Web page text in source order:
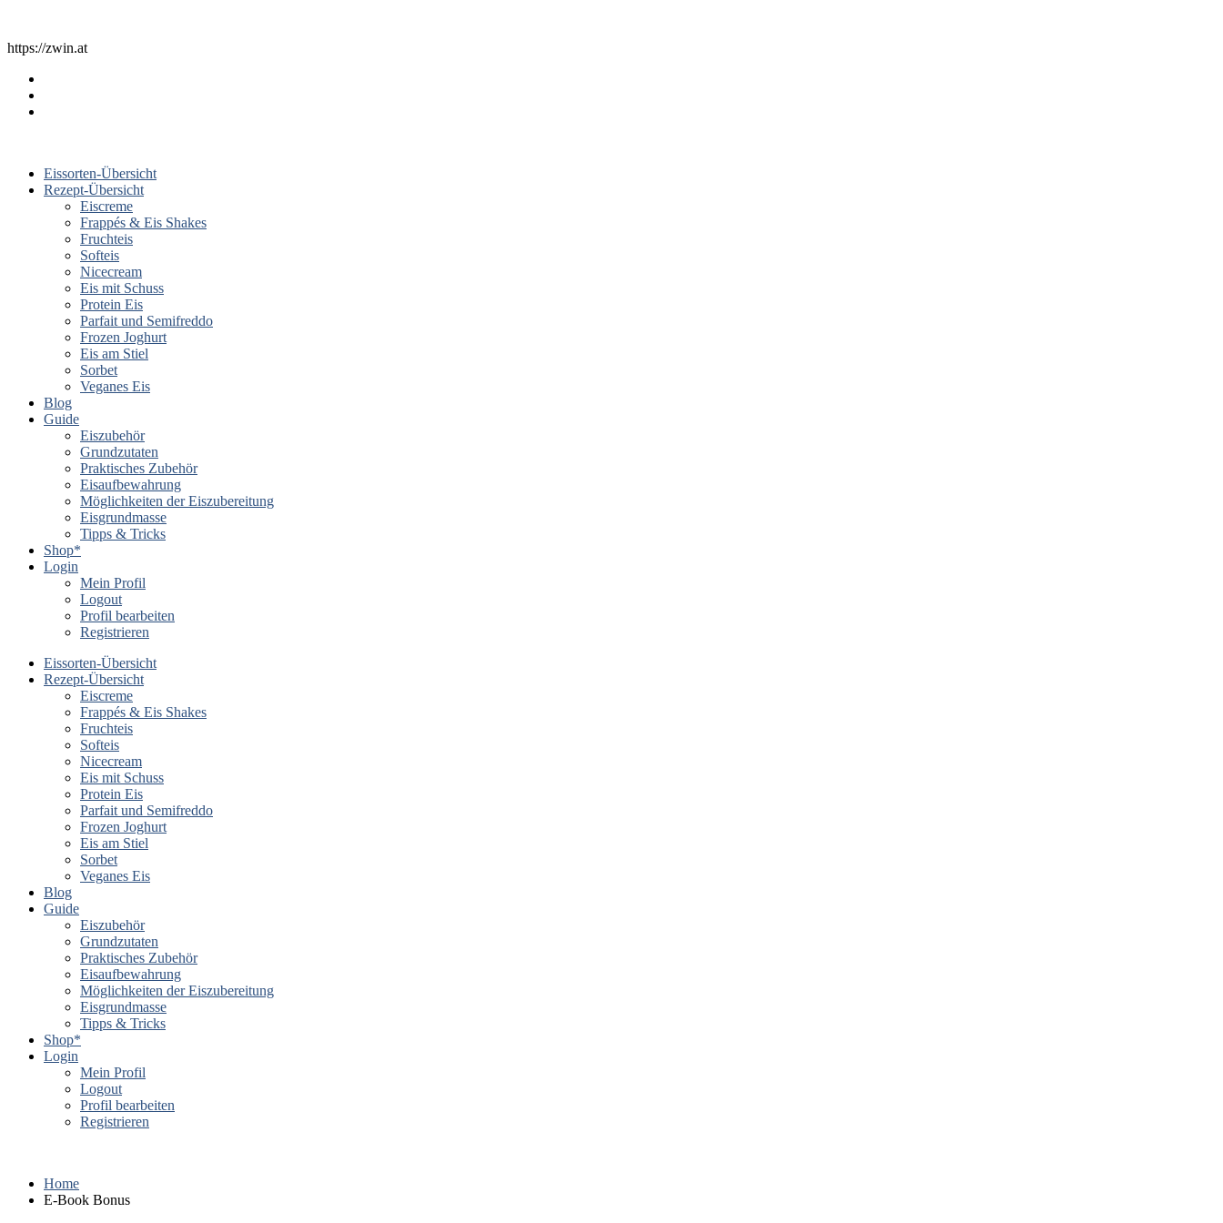
https://zwin.at
Eissorten-Übersicht
Rezept-Übersicht
Eiscreme
Frappés & Eis Shakes
Fruchteis
Softeis
Nicecream
Eis mit Schuss
Protein Eis
Parfait und Semifreddo
Frozen Joghurt
Eis am Stiel
Sorbet
Veganes Eis
Blog
Guide
Eiszubehör
Grundzutaten
Praktisches Zubehör
Eisaufbewahrung
Möglichkeiten der Eiszubereitung
Eisgrundmasse
Tipps & Tricks
Shop*
Login
Mein Profil
Logout
Profil bearbeiten
Registrieren
Eissorten-Übersicht
Rezept-Übersicht
Eiscreme
Frappés & Eis Shakes
Fruchteis
Softeis
Nicecream
Eis mit Schuss
Protein Eis
Parfait und Semifreddo
Frozen Joghurt
Eis am Stiel
Sorbet
Veganes Eis
Blog
Guide
Eiszubehör
Grundzutaten
Praktisches Zubehör
Eisaufbewahrung
Möglichkeiten der Eiszubereitung
Eisgrundmasse
Tipps & Tricks
Shop*
Login
Mein Profil
Logout
Profil bearbeiten
Registrieren
Home
E-Book Bonus